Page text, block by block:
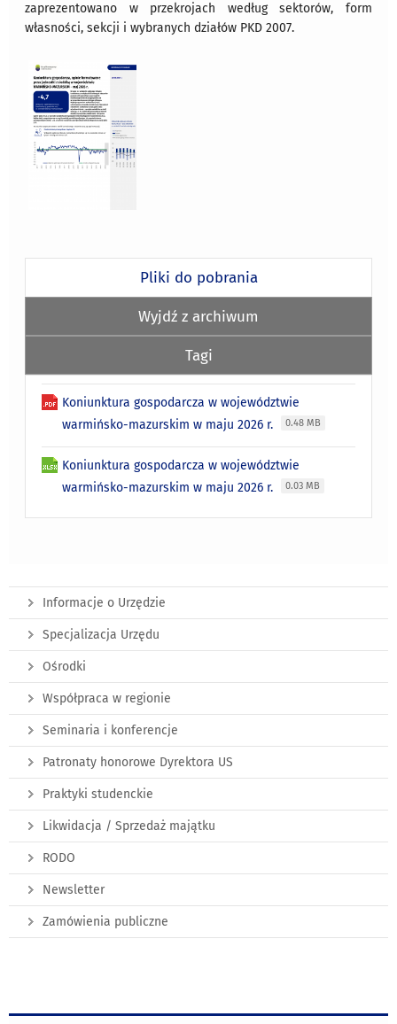
zaprezentowano w przekrojach według sektorów, form
własności, sekcji i wybranych działów PKD 2007.
Pliki do pobrania
Wyjdź z archiwum
Tagi
Koniunktura gospodarcza w województwie
warmińsko-mazurskim w maju 2026 r.
0.48 MB
Koniunktura gospodarcza w województwie
warmińsko-mazurskim w maju 2026 r.
0.03 MB
Informacje o Urzędzie
Specjalizacja Urzędu
Ośrodki
Współpraca w regionie
Seminaria i konferencje
Patronaty honorowe Dyrektora US
Praktyki studenckie
Likwidacja / Sprzedaż majątku
RODO
Newsletter
Zamówienia publiczne